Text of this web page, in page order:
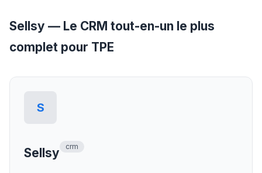
Sellsy — Le CRM tout-en-un le plus
complet pour TPE
S
Sellsy crm